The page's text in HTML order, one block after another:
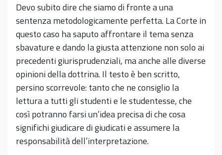
Devo subito dire che siamo di fronte a una
sentenza metodologicamente perfetta. La Corte in
questo caso ha saputo affrontare il tema senza
sbavature e dando la giusta attenzione non solo ai
precedenti giurisprudenziali, ma anche alle diverse
opinioni della dottrina. Il testo è ben scritto,
persino scorrevole: tanto che ne consiglio la
lettura a tutti gli studenti e le studentesse, che
così potranno farsi un’idea precisa di che cosa
significhi giudicare di giudicati e assumere la
responsabilità dell’interpretazione.